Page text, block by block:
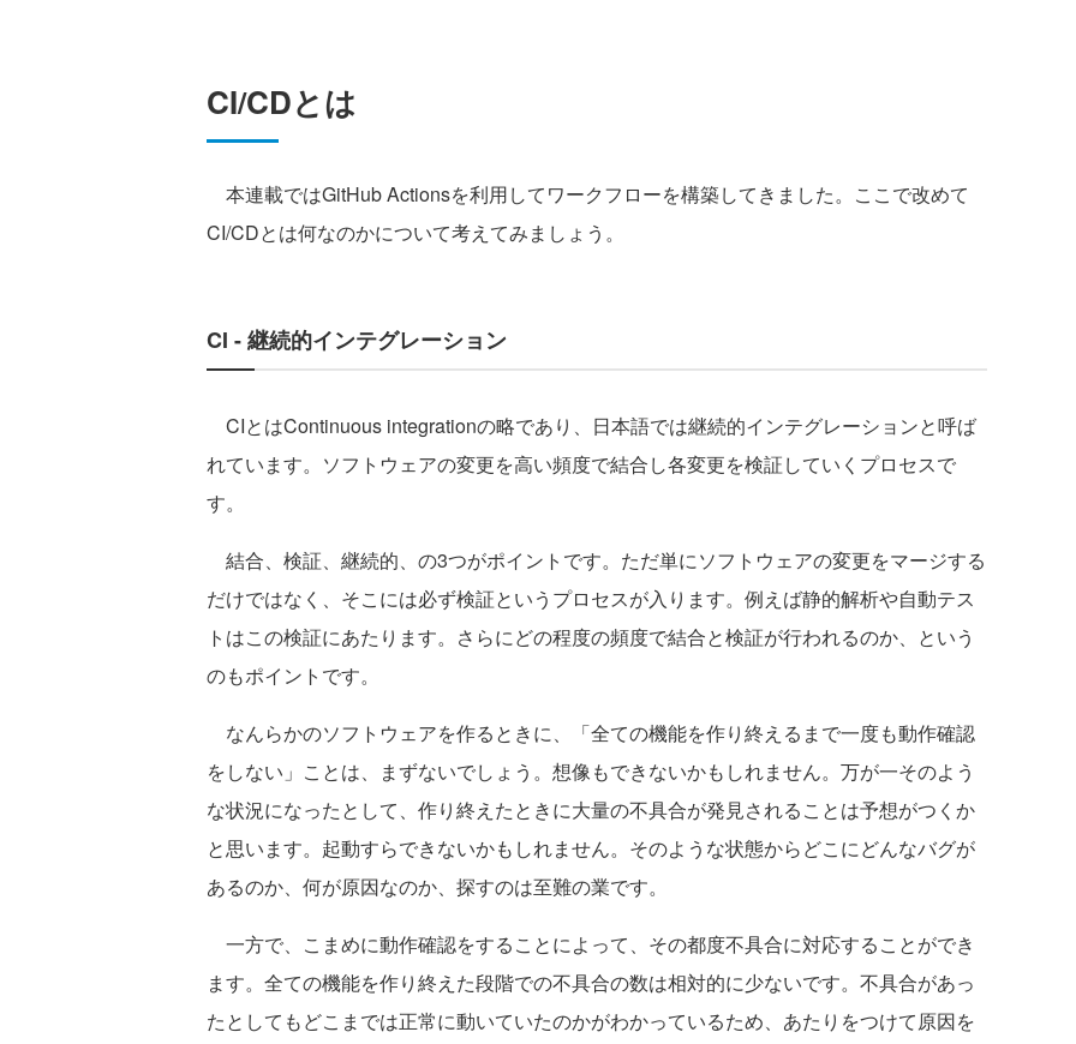
CI/CDとは
本連載ではGitHub Actionsを利用してワークフローを構築してきました。ここで改めて
CI/CDとは何なのかについて考えてみましょう。
CI - 継続的インテグレーション
CIとはContinuous integrationの略であり、日本語では継続的インテグレーションと呼ば
れています。ソフトウェアの変更を高い頻度で結合し各変更を検証していくプロセスで
す。
結合、検証、継続的、の3つがポイントです。ただ単にソフトウェアの変更をマージする
だけではなく、そこには必ず検証というプロセスが入ります。例えば静的解析や自動テス
トはこの検証にあたります。さらにどの程度の頻度で結合と検証が行われるのか、という
のもポイントです。
なんらかのソフトウェアを作るときに、「全ての機能を作り終えるまで一度も動作確認
をしない」ことは、まずないでしょう。想像もできないかもしれません。万が一そのよう
な状況になったとして、作り終えたときに大量の不具合が発見されることは予想がつくか
と思います。起動すらできないかもしれません。そのような状態からどこにどんなバグが
あるのか、何が原因なのか、探すのは至難の業です。
一方で、こまめに動作確認をすることによって、その都度不具合に対応することができ
ます。全ての機能を作り終えた段階での不具合の数は相対的に少ないです。不具合があっ
たとしてもどこまでは正常に動いていたのかがわかっているため、あたりをつけて原因を